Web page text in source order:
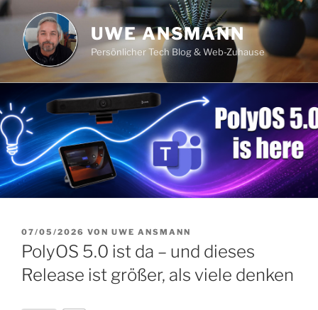
Zum
Inhalt
springen
UWE ANSMANN
Persönlicher Tech Blog & Web-Zuhause
VERÖFFENTLICHT
AM
07/05/2026 VON UWE ANSMANN
PolyOS 5.0 ist da – und dieses
Release ist größer, als viele denken